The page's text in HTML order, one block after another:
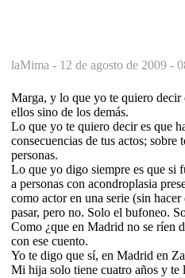
laMima - 12 de agosto de 2009 -
Marga, y lo que yo te quiero decir
ellos sino de los demás.
Lo que yo te quiero decir es que
consecuencias de tus actos; sobre
personas.
Lo que yo digo siempre es que si
a personas con acondroplasia
como actor en una serie (sin
pasar, pero no. Solo el bufoneo.
Como ¿que en Madrid no se ríen
con ese cuento.
Yo te digo que sí, en Madrid en
Mi hija solo tiene cuatro años y te